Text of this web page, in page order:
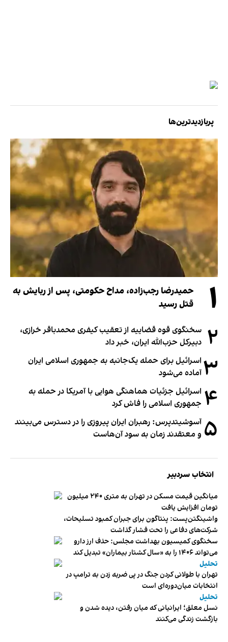
پربازدیدترین‌ها
۱
حمیدرضا رجب‌زاده، مداح حکومتی، پس از ربایش به
قتل رسید
۲ سخنگوی قوه قضاییه از تعقیب کیفری محمدباقر خرازی،
دبیر‌کل حزب‌الله ایران، خبر داد
۳ اسرائیل برای حمله یک‌جانبه به جمهوری اسلامی ایران
آماده می‌شود
۴ اسرائیل جزئیات هماهنگی هوایی با آمریکا در حمله به
جمهوری اسلامی را فاش کرد
۵ آسوشیتدپرس: رهبران ایران پیروزی را در دسترس می‌بینند
و معتقدند زمان به سود آن‌هاست
انتخاب سردبیر
میانگین قیمت مسکن در تهران به متری ۲۴۰ میلیون
تومان افزایش یافت
واشینگتن‌پست: پنتاگون برای جبران کمبود تسلیحات،
شرکت‌های دفاعی را تحت فشار گذاشت
سخنگوی کمیسیون بهداشت مجلس: حذف ارز دارو
می‌تواند ۱۴۰۶ را به «سال کشتار بیماران» تبدیل کند
تحلیل
تهران با طولانی کردن جنگ در پی ضربه زدن به ترامپ در
انتخابات میان‌دوره‌ای است
تحلیل
نسل معلق؛ ایرانیانی که میان رفتن، دیده شدن و
بازگشت زندگی می‌کنند